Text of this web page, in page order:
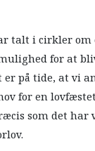
talt i cirkler
for at
er på tide, at vi
for en
som det